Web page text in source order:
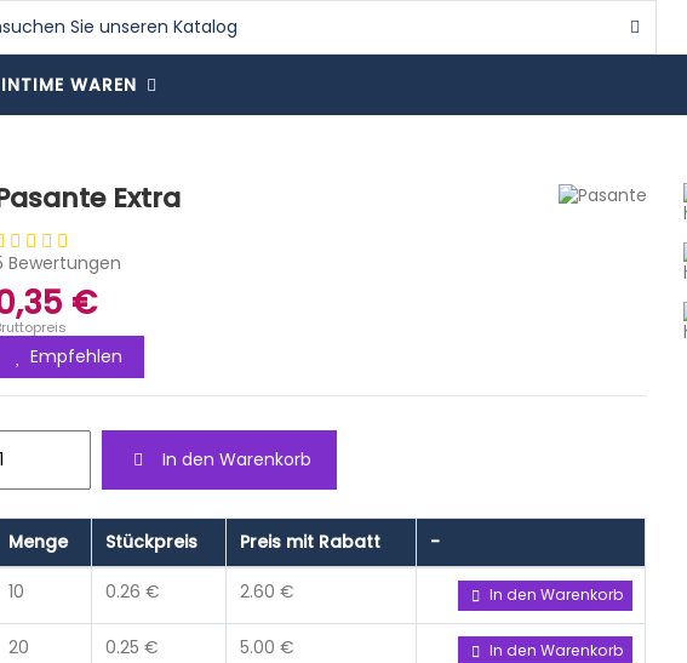
INTIME WAREN
Extra
Bewertungen
€
Empfehlen
In den Warenkorb
Menge Stückpreis Preis mit Rabatt -
10 0.26 € 2.60 € In den Warenkorb
20 0.25 € 5.00 € In den Warenkorb